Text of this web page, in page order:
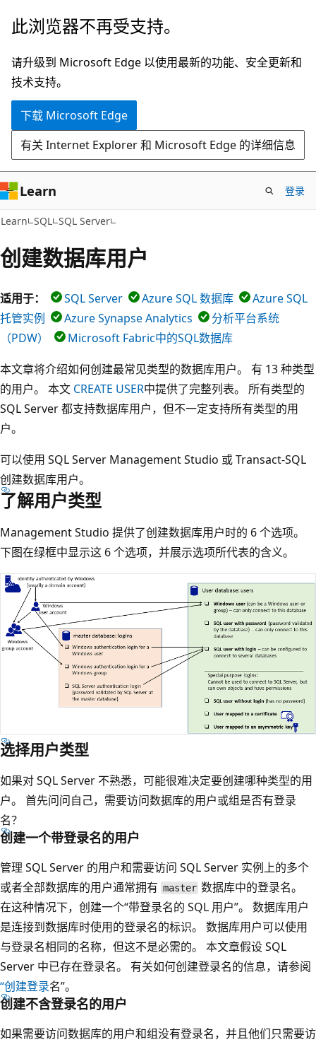
跳
主
要
内
此浏览器不再受支持。
请升级到 Microsoft Edge 以使用最新的功能、安全更新和
技术支持。
下载 Microsoft Edge
有关 Internet Explorer 和 Microsoft Edge 的详细信息
Learn 登录
Learn SQL SQL Server
创建数据库用户
适用于： SQL Server Azure SQL 数据库
Azure SQL
托管实例
Azure Synapse Analytics
分析平台系统
（PDW）
Microsoft Fabric中的SQL数据库
本文章将介绍如何创建最常见类型的数据库用户。 有 13 种类型
的用户。 本文 CREATE USER中提供了完整列表。 所有类型的
SQL Server 都支持数据库用户，但不一定支持所有类型的用
户。
可以使用 SQL Server Management Studio 或 Transact-SQL
创建数据库用户。
了解用户类型
Management Studio 提供了创建数据库用户时的 6 个选项。
下图在绿框中显示这 6 个选项，并展示选项所代表的含义。
选择用户类型
如果对 SQL Server 不熟悉，可能很难决定要创建哪种类型的用
户。 首先问问自己，需要访问数据库的用户或组是否有登录
名？
创建一个带登录名的用户
管理 SQL Server 的用户和需要访问 SQL Server 实例上的多个
或者全部数据库的用户通常拥有 master 数据库中的登录名。
在这种情况下，创建一个“带登录名的 SQL 用户”。 数据库用户
是连接到数据库时使用的登录名的标识。 数据库用户可以使用
与登录名相同的名称，但这不是必需的。 本文章假设 SQL
Server 中已存在登录名。 有关如何创建登录名的信息，请参阅
“创建登录名”。
创建不含登录名的用户
如果需要访问数据库的用户和组没有登录名，并且他们只需要访